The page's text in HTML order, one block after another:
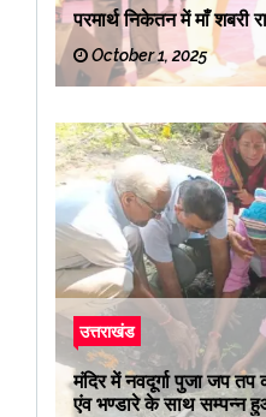
परमार्थ निकेतन में माँ शबरी
October 1, 2025
उत्तराखंड
मंदिर में नवदूर्गा पुजा जप
एंव भण्डारे के साथ सम्पन्न